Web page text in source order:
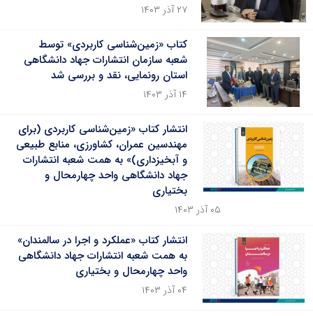
۲۷ آذر ۱۴۰۳
کتاب «زمین‌شناسی کاربردی» توسط
شعبه سازمان انتشارات جهاد دانشگاهی
استان رونمایی، نقد و بررسی شد
۱۴ آذر ۱۴۰۳
انتشار کتاب «زمین‌شناسی کاربردی (برای
مهندسین عمران، کشاورزی، منابع طبیعی
و آبخیزداری)» به همت شعبه انتشارات
جهاد دانشگاهی واحد چهارمحال و
بختیاری
۰۵ آذر ۱۴۰۳
انتشار کتاب «عملکرد و اجرا در سالمندان»
به همت شعبه انتشارات جهاد دانشگاهی
واحد چهارمحال و بختیاری
۰۴ آذر ۱۴۰۳